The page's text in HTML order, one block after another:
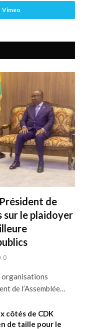
Vimeo
de
sur le plaidoyer
0
organisations
de l’Assemblée…
côtés de CDK
de taille pour le